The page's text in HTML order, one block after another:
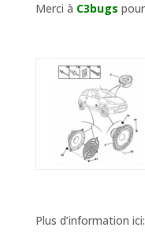
Merci à C3bugs
Plus d’information ici: